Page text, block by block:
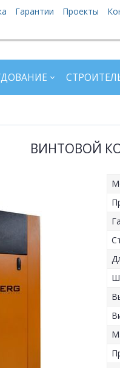
Гарантии Проекты
ВИНТОВОЙ